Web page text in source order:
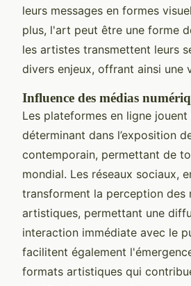
leurs messages en formes
plus, l'art peut être une forme
les artistes transmettent leurs
divers enjeux, offrant ainsi une
Influence des médias
Les plateformes en ligne jouent
déterminant dans l’exposition
contemporain, permettant de
mondial. Les réseaux sociaux,
transforment la perception des
artistiques, permettant une
interaction immédiate avec le
facilitent également
formats artistiques qui